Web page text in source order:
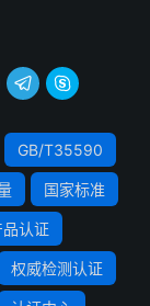
 
GB/T35590
国家标准
认证
权威检测认证